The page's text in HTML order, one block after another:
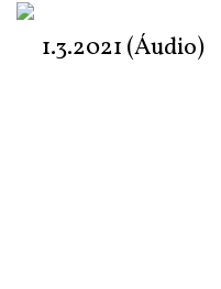
1.3.2021 (Áudio)